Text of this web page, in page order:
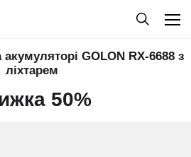
GOLON RX-6688 з
ліхтарем
50%